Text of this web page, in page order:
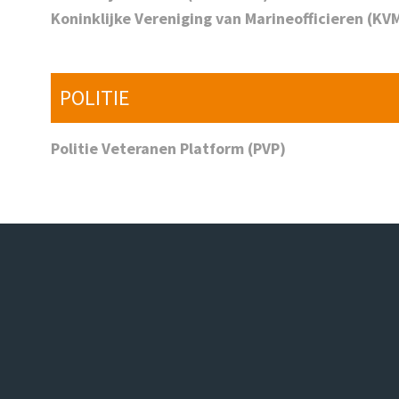
Koninklijke Vereniging van Marineofficieren
POLITIE
Politie Veteranen Platform (PVP)